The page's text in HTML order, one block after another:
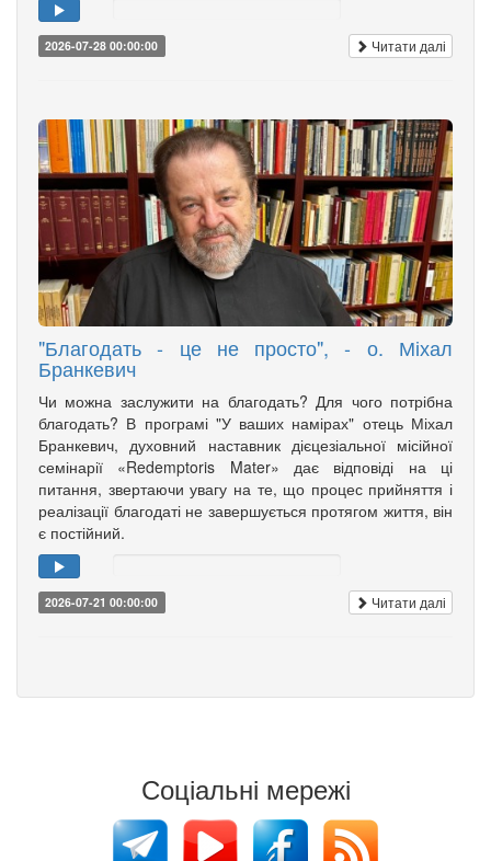
2026-07-28 00:00:00 Читати далі
"Благодать - це не просто", - о. Міхал
Бранкевич
Чи можна заслужити на благодать? Для чого потрібна
благодать? В програмі "У ваших намірах" отець Міхал
Бранкевич, духовний наставник дієцезіальної місійної
семінарії «Redemptoris Mater» дає відповіді на ці
питання, звертаючи увагу на те, що процес прийняття і
реалізації благодаті не завершується протягом життя, він
є постійний.
2026-07-21 00:00:00 Читати далі
Соціальні мережі